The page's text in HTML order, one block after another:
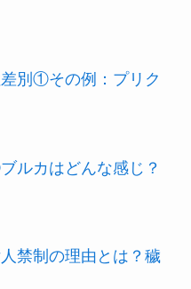
別①その例：プリク
ルカはどんな感じ？
禁制の理由とは？穢